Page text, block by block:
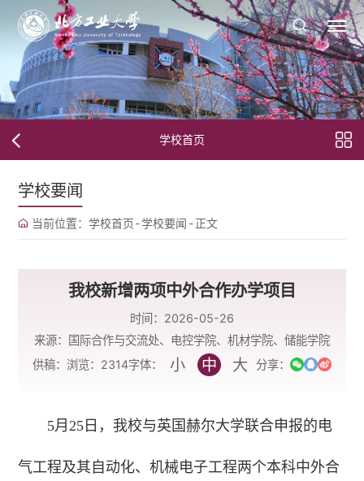
学校首页
学校要闻
当前位置： 学校首页-学校要闻 -正文
我校新增两项中外合作办学项目
时间：2026-05-26
来源：国际合作与交流处、电控学院、机材学院、储能学院
供稿： 浏览： 2314字体： 小 中 大 分享：
5月25日，我校与英国赫尔大学联合申报的电
气工程及其自动化、机械电子工程两个本科中外合